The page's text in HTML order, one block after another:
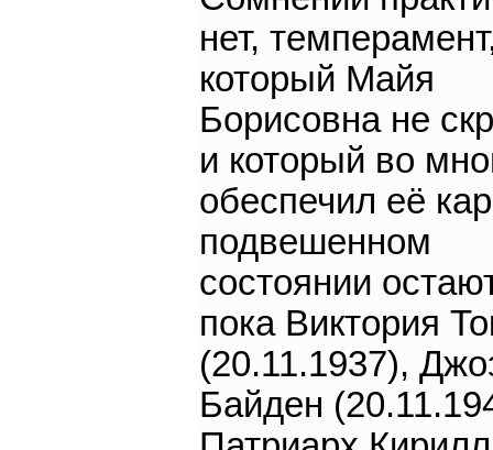
нет,
который Майя
Борисовна не
и который во
обеспечил её
подвешенном
состоянии
пока Виктория
(20.11.1937),
Байден